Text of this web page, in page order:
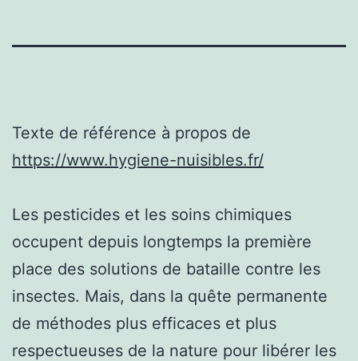
Texte de référence à propos de
https://www.hygiene-nuisibles.fr/
Les pesticides et les soins chimiques
occupent depuis longtemps la première
place des solutions de bataille contre les
insectes. Mais, dans la quête permanente
de méthodes plus efficaces et plus
respectueuses de la nature pour libérer les